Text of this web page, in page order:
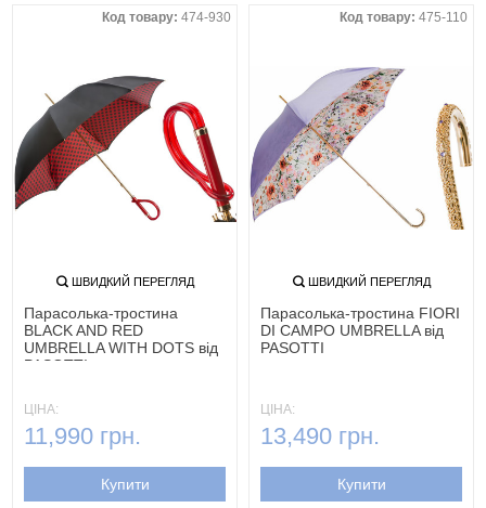
Код товару: 474-930
ШВИДКИЙ ПЕРЕГЛЯД
Парасолька-тростина
BLACK AND RED
UMBRELLA WITH DOTS від
PASOTTI
ЦІНА:
11,990 грн.
Купити
Код товару: 475-110
ШВИДКИЙ ПЕРЕГЛЯД
Парасолька-тростина FIORI
DI CAMPO UMBRELLA від
PASOTTI
ЦІНА:
13,490 грн.
Купити